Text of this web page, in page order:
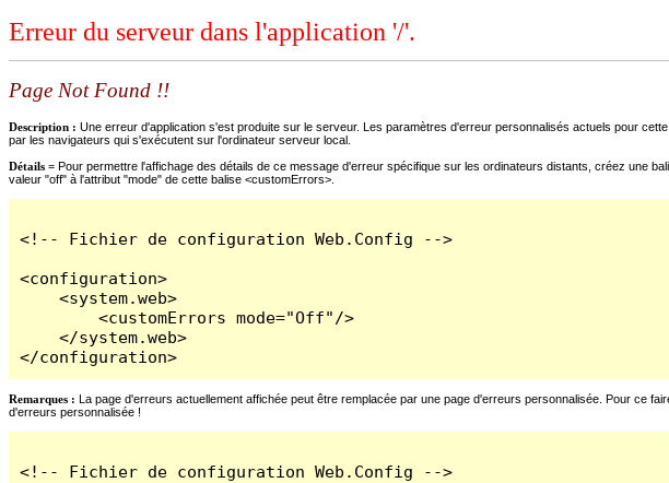
Erreur du serveur dans l'application '/'.
Page Not Found !!
Description : Une erreur d'application s'est produite sur le serveur. Les paramètres d'erreur personnalisés actuels pour
par les navigateurs qui s'exécutent sur l'ordinateur serveur local.
Détails = Pour permettre l'affichage des détails de ce message d'erreur spécifique sur les ordinateurs distants, créez une
valeur "off" à l'attribut "mode" de cette balise <customErrors>.
<!-- Fichier de configuration Web.Config -->
<configuration>
    <system.web>
        <customErrors mode="Off"/>
    </system.web>
</configuration>
Remarques : La page d'erreurs actuellement affichée peut être remplacée par une page d'erreurs personnalisée. Pour ce
d'erreurs personnalisée !
<!-- Fichier de configuration Web.Config -->